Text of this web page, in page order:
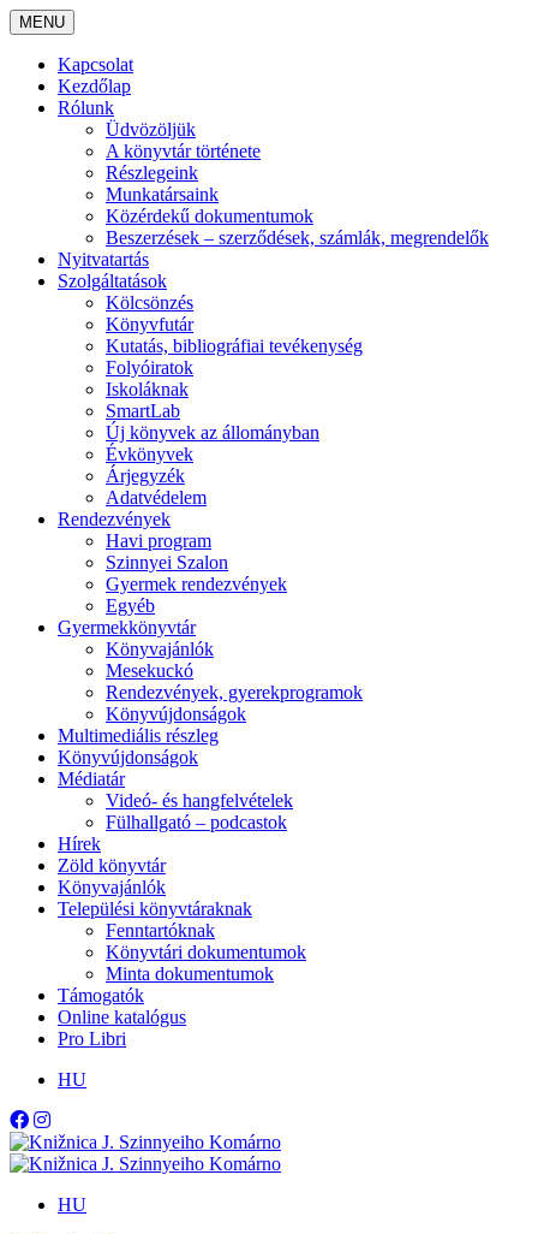
MENU
Kapcsolat
Kezdőlap
Rólunk
Üdvözöljük
A könyvtár története
Részlegeink
Munkatársaink
Közérdekű dokumentumok
Beszerzések – szerződések, számlák, megrendelők
Nyitvatartás
Szolgáltatások
Kölcsönzés
Könyvfutár
Kutatás, bibliográfiai tevékenység
Folyóiratok
Iskoláknak
SmartLab
Új könyvek az állományban
Évkönyvek
Árjegyzék
Adatvédelem
Rendezvények
Havi program
Szinnyei Szalon
Gyermek rendezvények
Egyéb
Gyermekkönyvtár
Könyvajánlók
Mesekuckó
Rendezvények, gyerekprogramok
Könyvújdonságok
Multimediális részleg
Könyvújdonságok
Médiatár
Videó- és hangfelvételek
Fülhallgató – podcastok
Hírek
Zöld könyvtár
Könyvajánlók
Települési könyvtáraknak
Fenntartóknak
Könyvtári dokumentumok
Minta dokumentumok
Támogatók
Online katalógus
Pro Libri
HU
HU